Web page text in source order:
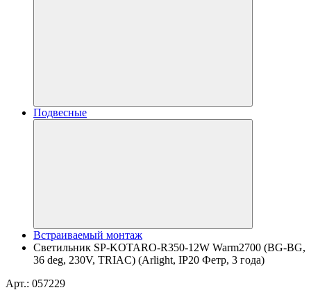
Подвесные
Встраиваемый монтаж
Светильник SP-KOTARO-R350-12W Warm2700 (BG-BG,
36 deg, 230V, TRIAC) (Arlight, IP20 Фетр, 3 года)
Арт.: 057229